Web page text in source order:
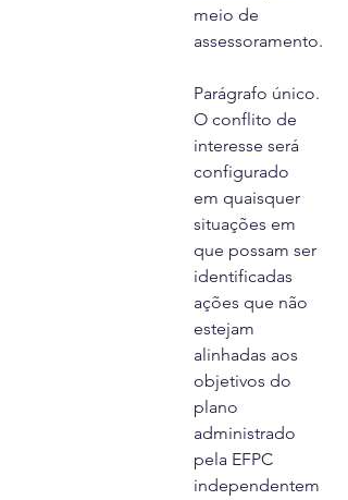
meio de
assessoramento.
Parágrafo único.
O conflito de
interesse será
configurado
em quaisquer
situações em
que possam ser
identificadas
ações que não
estejam
alinhadas aos
objetivos do
plano
administrado
pela EFPC
independentem